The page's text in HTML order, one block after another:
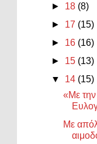
► 18 (8)
► 17 (15)
► 16 (16)
► 15 (13)
▼ 14 (15)
«Με
Με